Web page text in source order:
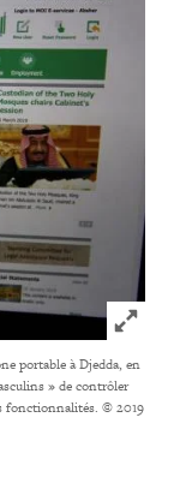
Click to
portable à Djedda, en
» de contrôler
fonctionnalités. © 2019